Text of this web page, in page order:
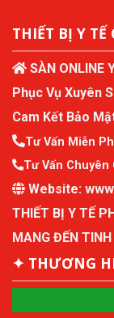
THIẾT BỊ Y
SÀN ONLINE
Phục Vụ Xuyên
Cam Kết Bảo
Tư Vấn Miễn
Tư Vấn Chuyên
Website:
THIẾT BỊ Y TẾ
MANG ĐẾN
✦ THƯƠNG